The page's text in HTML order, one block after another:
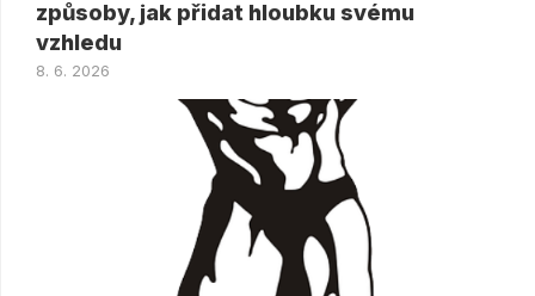
způsoby, jak přidat hloubku svému
vzhledu
8. 6. 2026